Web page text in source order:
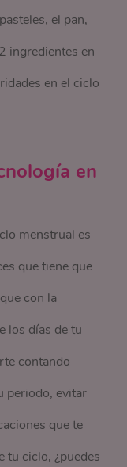
el pan,
ingredientes en
en el ciclo
en
menstrual es
que tiene que
con la
los días de tu
contando
periodo, evitar
que te
tu ciclo, ¿puedes